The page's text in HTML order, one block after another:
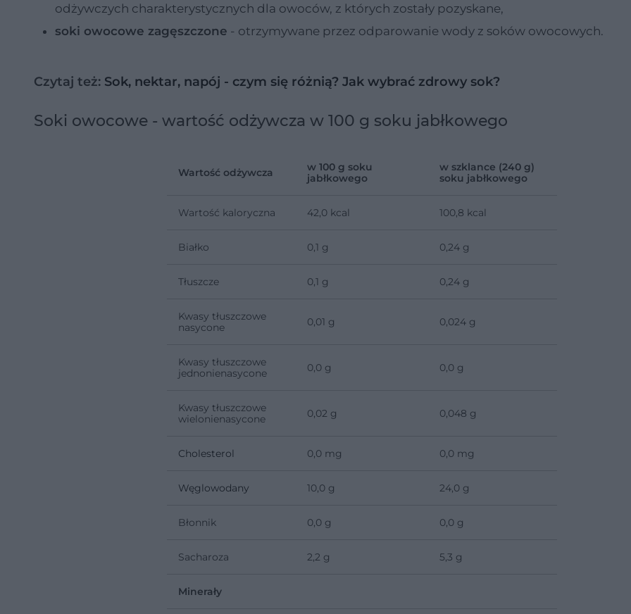
odżywczych charakterystycznych dla owoców, z których zostały pozyskane,
soki owocowe zagęszczone - otrzymywane przez odparowanie wody z soków owocowych.
Czytaj też: Sok, nektar, napój - czym się różnią? Jak wybrać zdrowy sok?
Soki owocowe - wartość odżywcza w 100 g soku jabłkowego
Wartość odżywcza
w 100 g soku
jabłkowego
w szklance (240 g)
soku jabłkowego
Wartość kaloryczna 42,0 kcal 100,8 kcal
Białko 0,1 g 0,24 g
Tłuszcze 0,1 g 0,24 g
Kwasy tłuszczowe
nasycone
0,01 g 0,024 g
Kwasy tłuszczowe
jednonienasycone
0,0 g 0,0 g
Kwasy tłuszczowe
wielonienasycone
0,02 g 0,048 g
Cholesterol 0,0 mg 0,0 mg
Węglowodany 10,0 g 24,0 g
Błonnik 0,0 g 0,0 g
Sacharoza 2,2 g 5,3 g
Minerały